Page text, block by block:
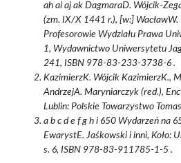
ah ai aj ak DagmaraD. Wójcik-
(zm. IX/X 1441 r.), [w:] WacławW.
Profesorowie Wydziału Prawa
1, Wydawnictwo Uniwersytetu
241, ISBN 978-83-233-3738-6 .
KazimierzK. Wójcik KazimierzK.,
AndrzejA. Maryniarczyk (red.),
Lublin: Polskie Towarzystwo
a b c d e f g h i 650 Wydarzeń na
EwarystE. Jaśkowski i inni, Koło:
s. 6, ISBN 978-83-911785-1-5 .